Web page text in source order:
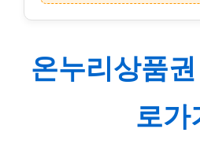
온누리상품
로가